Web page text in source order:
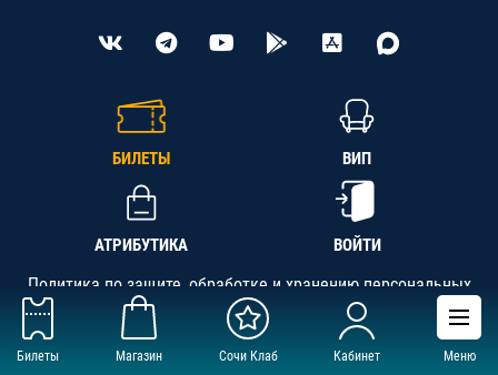
Билеты Магазин Сочи Клаб Кабинет Меню
БИЛЕТЫ ВИП
АТРИБУТИКА ВОЙТИ
Политика по защите, обработке и хранению персональных
данных
АНО «СК «Кубань-Регион», ОГРН 1142300002349,